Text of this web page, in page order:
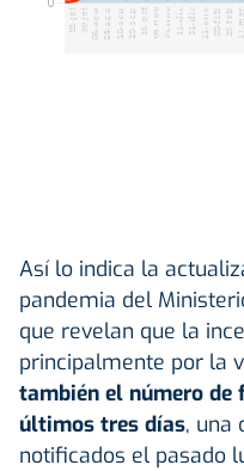
Así lo indica la
pandemia del
que revelan que la
principalmente por la
también el número de
últimos tres días, una
notificados el pasado